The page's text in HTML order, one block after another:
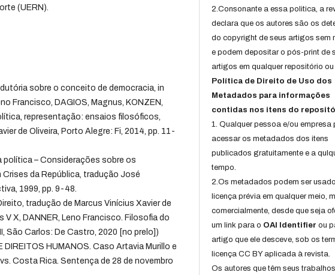
(UERN).
sobre o conceito de democracia, in
Francisco, DAGIOS, Magnus, KONZEN,
representação: ensaios filosóficos,
de Oliveira, Porto Alegre: Fi, 2014, pp. 11-
política – Considerações sobre os
da República, tradução José
1999, pp. 9-48.
tradução de Marcus Vinícius Xavier de
V X, DANNER, Leno Francisco. Filosofia do
São Carlos: De Castro, 2020 [no prelo])
DIREITOS HUMANOS. Caso Artavia Murillo e
Costa Rica. Sentença de 28 de novembro
2.Consonante a essa politica, a
declara que os autores são os
do copyright de seus artigos sem
e podem depositar o pós-print de
artigos em qualquer repositório ou
Política de Direito de Uso dos
Metadados para informações
contidas nos itens do
1. Qualquer pessoa e/ou empresa
acessar os metadados dos itens
publicados gratuitamente e a
tempo.
2.Os metadados podem ser
licença prévia em qualquer meio,
comercialmente, desde que seja
um link para o OAI Identifier ou
artigo que ele desceve, sob os
licença CC BY aplicada à revista.
Os autores que têm seus trabalhos